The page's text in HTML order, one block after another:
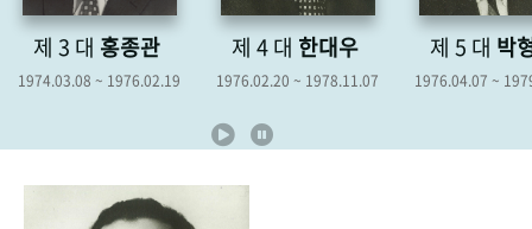
50+1주년 기념
성과 50선 숫자로 보는 50년 50 +1주년 광장
세계와 함께 한 KIHASA
제 4 대한대우
1976.02.20 ~ 1978.11.07
제 5 대박형종
1976.04.07 ~ 1979.04.06
제 6 대
1978.12.19 ~